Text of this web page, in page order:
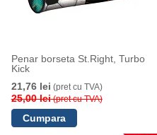
Penar borseta St.Right, Turbo
Kick
21,76 lei (pret cu TVA)
25,00 lei(pret cu TVA)